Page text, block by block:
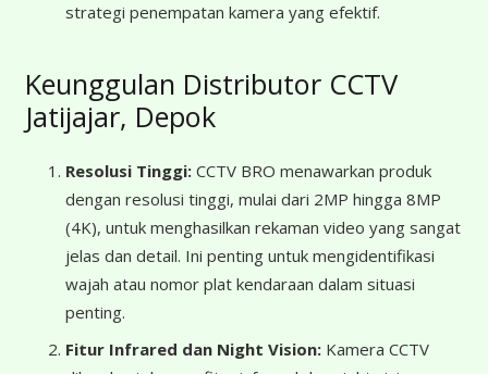
strategi penempatan kamera yang efektif.
Keunggulan Distributor CCTV
Jatijajar, Depok
Resolusi Tinggi: CCTV BRO menawarkan produk
dengan resolusi tinggi, mulai dari 2MP hingga 8MP
(4K), untuk menghasilkan rekaman video yang sangat
jelas dan detail. Ini penting untuk mengidentifikasi
wajah atau nomor plat kendaraan dalam situasi
penting.
Fitur Infrared dan Night Vision: Kamera CCTV